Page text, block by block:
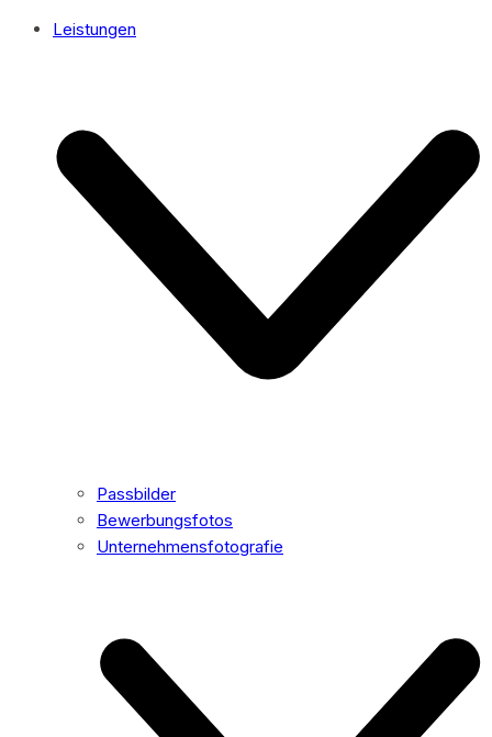
Leistungen
Passbilder
Bewerbungsfotos
Unternehmensfotografie